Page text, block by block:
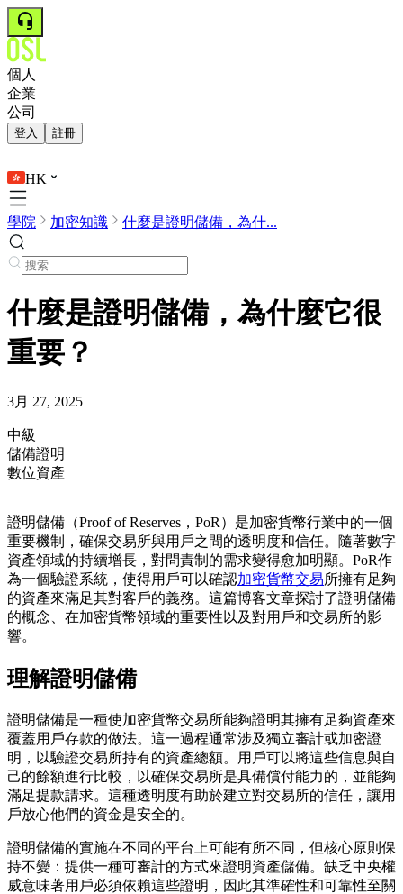
個人
企業
公司
登入 註冊
HK
學院 加密知識 什麼是證明儲備，為什...
什麼是證明儲備，為什麼它很
重要？
3月 27, 2025
中級
儲備證明
數位資產
證明儲備（Proof of Reserves，PoR）是加密貨幣行業中的一個
重要機制，確保交易所與用戶之間的透明度和信任。隨著數字
資產領域的持續增長，對問責制的需求變得愈加明顯。PoR作
為一個驗證系統，使得用戶可以確認加密貨幣交易所擁有足夠
的資產來滿足其對客戶的義務。這篇博客文章探討了證明儲備
的概念、在加密貨幣領域的重要性以及對用戶和交易所的影
響。
理解證明儲備
證明儲備是一種使加密貨幣交易所能夠證明其擁有足夠資產來
覆蓋用戶存款的做法。這一過程通常涉及獨立審計或加密證
明，以驗證交易所持有的資產總額。用戶可以將這些信息與自
己的餘額進行比較，以確保交易所是具備償付能力的，並能夠
滿足提款請求。這種透明度有助於建立對交易所的信任，讓用
戶放心他們的資金是安全的。
證明儲備的實施在不同的平台上可能有所不同，但核心原則保
持不變：提供一種可審計的方式來證明資產儲備。缺乏中央權
威意味著用戶必須依賴這些證明，因此其準確性和可靠性至關